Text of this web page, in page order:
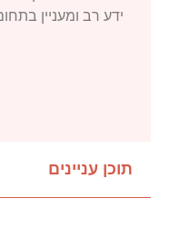
ידע רב ומעניין
תוכן עניינים